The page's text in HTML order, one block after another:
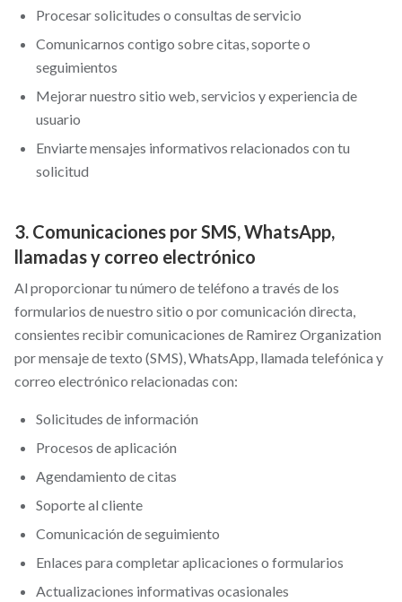
Procesar solicitudes o consultas de servicio
Comunicarnos contigo sobre citas, soporte o
seguimientos
Mejorar nuestro sitio web, servicios y experiencia de
usuario
Enviarte mensajes informativos relacionados con tu
solicitud
3. Comunicaciones por SMS, WhatsApp,
llamadas y correo electrónico
Al proporcionar tu número de teléfono a través de los
formularios de nuestro sitio o por comunicación directa,
consientes recibir comunicaciones de Ramirez Organization
por mensaje de texto (SMS), WhatsApp, llamada telefónica y
correo electrónico relacionadas con:
Solicitudes de información
Procesos de aplicación
Agendamiento de citas
Soporte al cliente
Comunicación de seguimiento
Enlaces para completar aplicaciones o formularios
Actualizaciones informativas ocasionales